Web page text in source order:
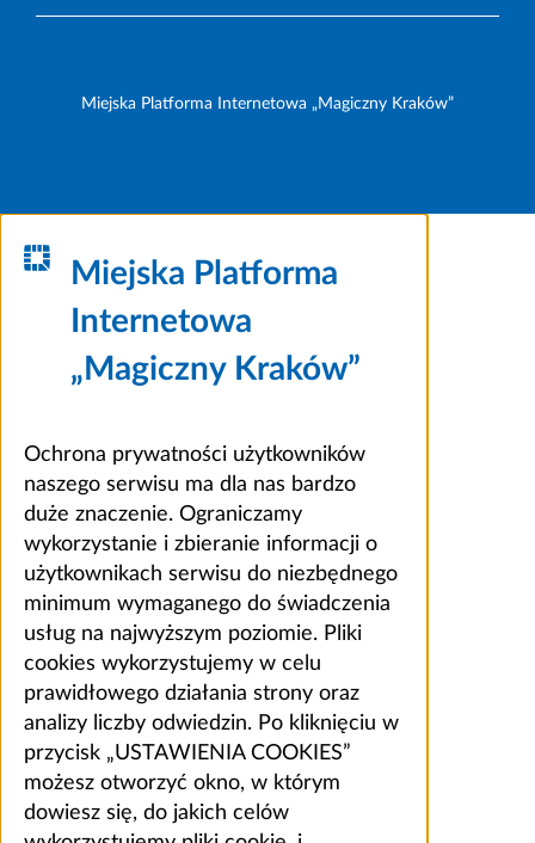
Miejska Platforma Internetowa „Magiczny Kraków”
Miejska Platforma
Internetowa
„Magiczny Kraków”
Ochrona prywatności użytkowników
naszego serwisu ma dla nas bardzo
duże znaczenie. Ograniczamy
wykorzystanie i zbieranie informacji o
użytkownikach serwisu do niezbędnego
minimum wymaganego do świadczenia
usług na najwyższym poziomie. Pliki
cookies wykorzystujemy w celu
prawidłowego działania strony oraz
analizy liczby odwiedzin. Po kliknięciu w
przycisk „USTAWIENIA COOKIES”
możesz otworzyć okno, w którym
dowiesz się, do jakich celów